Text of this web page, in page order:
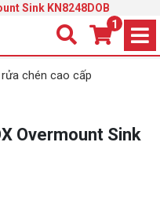
Sink KN8248DOB
1
chén cao cấp
Overmount Sink